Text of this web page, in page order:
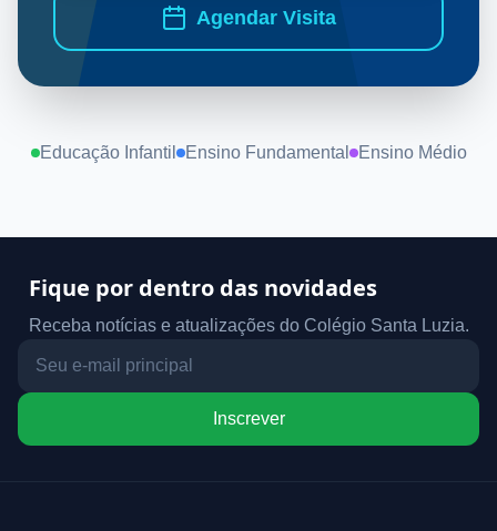
Agendar Visita
Educação Infantil Ensino Fundamental Ensino Médio
Fique por dentro das novidades
Receba notícias e atualizações do Colégio Santa Luzia.
Inscrever